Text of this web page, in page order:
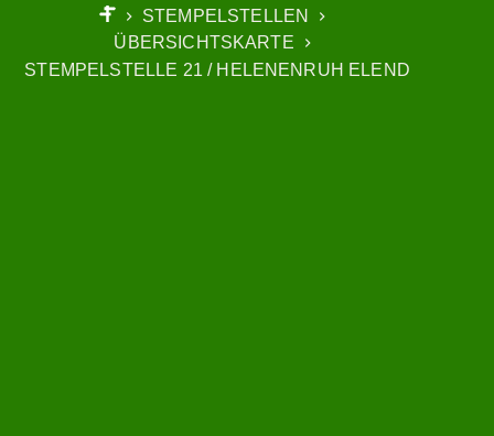
START
STEMPELSTELLEN
ÜBERSICHTSKARTE
STEMPELSTELLE 21 / HELENENRUH ELEND